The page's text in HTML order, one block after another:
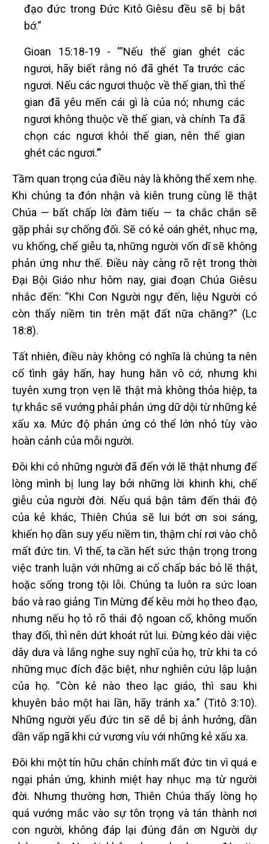
đạo đức trong Đức Kitô Giêsu đều sẽ bị bắt
bớ.”
Gioan 15:18-19 - “‘Nếu thế gian ghét các
ngươi, hãy biết rằng nó đã ghét Ta trước các
ngươi. Nếu các ngươi thuộc về thế gian, thì thế
gian đã yêu mến cái gì là của nó; nhưng các
ngươi không thuộc về thế gian, và chính Ta đã
chọn các ngươi khỏi thế gian, nên thế gian
ghét các ngươi.’”
Tầm quan trọng của điều này là không thể xem nhẹ.
Khi chúng ta đón nhận và kiên trung cùng lẽ thật
Chúa — bất chấp lời đàm tiếu — ta chắc chắn sẽ
gặp phải sự chống đối. Sẽ có kẻ oán ghét, nhục mạ,
vu khống, chế giễu ta, những người vốn dĩ sẽ không
phản ứng như thế. Điều này càng rõ rệt trong thời
Đại Bội Giáo như hôm nay, giai đoạn Chúa Giêsu
nhắc đến: “Khi Con Người ngự đến, liệu Người có
còn thấy niềm tin trên mặt đất nữa chăng?” (Lc
18:8).
Tất nhiên, điều này không có nghĩa là chúng ta nên
cố tình gây hấn, hay hung hăn vô cớ, nhưng khi
tuyên xưng trọn vẹn lẽ thật mà không thỏa hiệp, ta
tự khắc sẽ vướng phải phản ứng dữ dội từ những kẻ
xấu xa. Mức độ phản ứng có thể lớn nhỏ tùy vào
hoàn cảnh của mỗi người.
Đôi khi có những người đã đến với lẽ thật nhưng để
lòng mình bị lung lay bởi những lời khinh khi, chế
giễu của người đời. Nếu quá bận tâm đến thái độ
của kẻ khác, Thiên Chúa sẽ lui bớt ơn soi sáng,
khiến họ dần suy yếu niềm tin, thậm chí rơi vào chỗ
mất đức tin. Vì thế, ta cần hết sức thận trọng trong
việc tranh luận với những ai cố chấp bác bỏ lẽ thật,
hoặc sống trong tội lỗi. Chúng ta luôn ra sức loan
báo và rao giảng Tin Mừng để kêu mời họ theo đạo,
nhưng nếu họ tỏ rõ thái độ ngoan cố, không muốn
thay đổi, thì nên dứt khoát rút lui. Đừng kéo dài việc
dây dưa và lắng nghe suy nghĩ của họ, trừ khi ta có
những mục đích đặc biệt, như nghiên cứu lập luận
của họ. “Còn kẻ nào theo lạc giáo, thì sau khi
khuyên bảo một hai lần, hãy tránh xa.” (Titô 3:10).
Những người yếu đức tin sẽ dễ bị ảnh hưởng, dần
dần vấp ngã khi cứ vương víu với những kẻ xấu xa.
Đôi khi một tín hữu chân chính mất đức tin vì quá e
ngại phản ứng, khinh miệt hay nhục mạ từ người
đời. Nhưng thường hơn, Thiên Chúa thấy lòng họ
quá vướng mắc vào sự tôn trọng và tán thành nơi
con người, không đáp lại đúng đắn ơn Người dự